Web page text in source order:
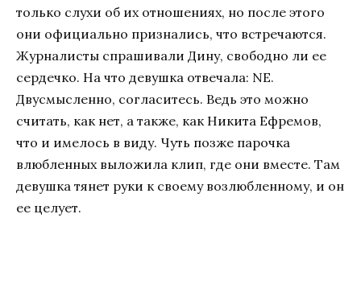
только слухи об их отношениях, но после этого
они официально признались, что встречаются.
Журналисты спрашивали Дину, свободно ли ее
сердечко. На что девушка отвечала: NE.
Двусмысленно, согласитесь. Ведь это можно
считать, как нет, а также, как Никита Ефремов,
что и имелось в виду. Чуть позже парочка
влюбленных выложила клип, где они вместе. Там
девушка тянет руки к своему возлюбленному, и он
ее целует.